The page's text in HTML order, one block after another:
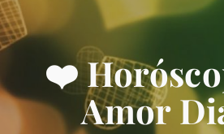
❤️
Amor